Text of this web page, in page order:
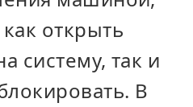
открыть
систему, так и
В